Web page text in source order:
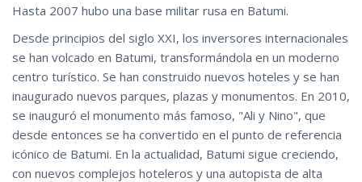
Hasta 2007 hubo una base militar rusa en Batumi.
Desde principios del siglo XXI, los inversores internacionales
se han volcado en Batumi, transformándola en un moderno
centro turístico. Se han construido nuevos hoteles y se han
inaugurado nuevos parques, plazas y monumentos. En 2010,
se inauguró el monumento más famoso, "Ali y Nino", que
desde entonces se ha convertido en el punto de referencia
icónico de Batumi. En la actualidad, Batumi sigue creciendo,
con nuevos complejos hoteleros y una autopista de alta